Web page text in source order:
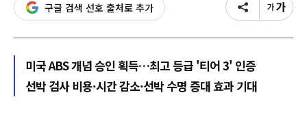
구글 검색 선호 출처로 추가
미국 ABS 개념 승인 획득…최고 등급 '티어 3' 인증
선박 검사 비용·시간 감소·선박 수명 증대 효과 기대